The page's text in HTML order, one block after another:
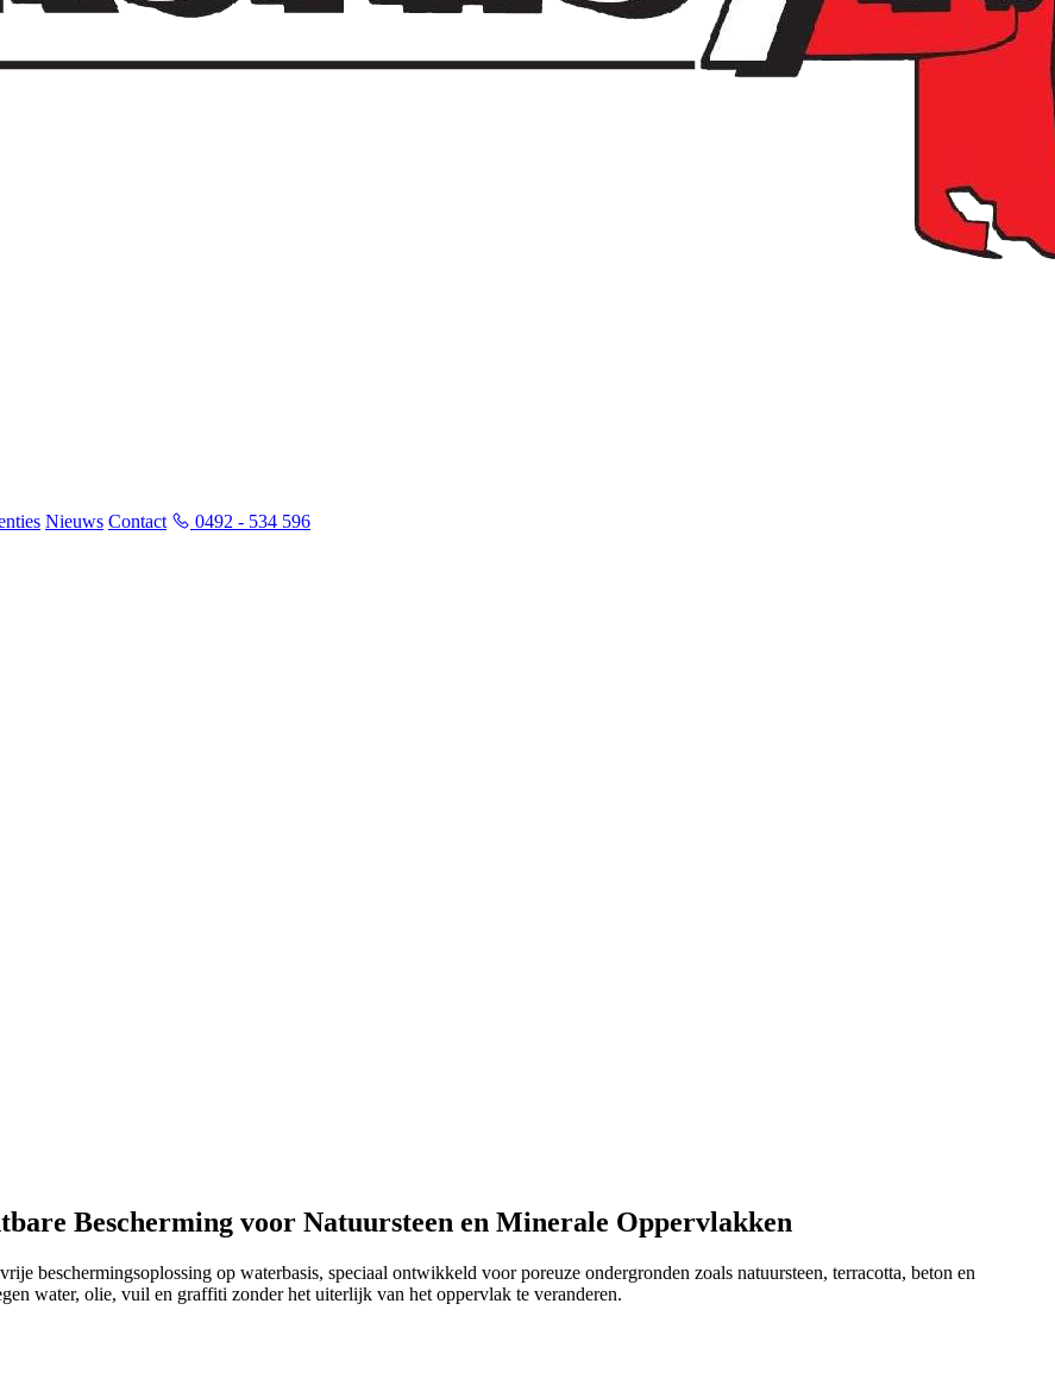
Nieuws Contact 0492 - 534 596
Bescherming voor Natuursteen en Minerale Oppervlakken
beschermingsoplossing op waterbasis, speciaal ontwikkeld voor poreuze ondergronden zoals natuursteen, terracotta, beton en
water, olie, vuil en graffiti zonder het uiterlijk van het oppervlak te veranderen.